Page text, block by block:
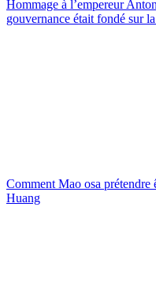
Hommage à l’empereur
gouvernance était fondé sur
Comment Mao osa prétendre
Huang